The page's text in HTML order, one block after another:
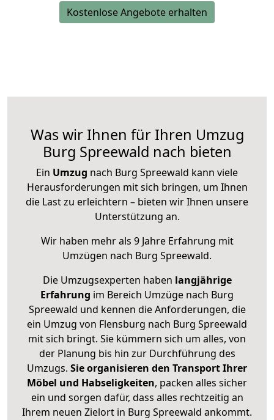
Kostenlose Angebote erhalten
Was wir Ihnen für Ihren Umzug
Burg Spreewald nach bieten
Ein Umzug nach Burg Spreewald kann viele
Herausforderungen mit sich bringen, um Ihnen
die Last zu erleichtern – bieten wir Ihnen unsere
Unterstützung an.
Wir haben mehr als 9 Jahre Erfahrung mit
Umzügen nach Burg Spreewald.
Die Umzugsexperten haben langjährige
Erfahrung im Bereich Umzüge nach Burg
Spreewald und kennen die Anforderungen, die
ein Umzug von Flensburg nach Burg Spreewald
mit sich bringt. Sie kümmern sich um alles, von
der Planung bis hin zur Durchführung des
Umzugs. Sie organisieren den Transport Ihrer
Möbel und Habseligkeiten, packen alles sicher
ein und sorgen dafür, dass alles rechtzeitig an
Ihrem neuen Zielort in Burg Spreewald ankommt.